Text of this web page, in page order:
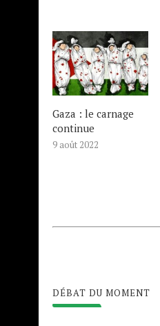
Gaza : le carnage
continue
9 août 2022
DÉBAT DU MOMENT